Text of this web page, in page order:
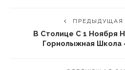
ПРЕДЫДУЩАЯ
В Столице С 1 Ноября
Горнолыжная Школа